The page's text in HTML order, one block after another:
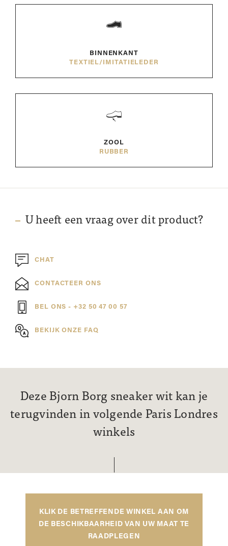
BINNENKANT
TEXTIEL/IMITATIELEDER
ZOOL
RUBBER
U heeft een vraag over dit product?
CHAT
CONTACTEER ONS
BEL ONS - +32 50 47 00 57
BEKIJK ONZE FAQ
Deze Bjorn Borg sneaker wit kan je
terugvinden in volgende Paris Londres
winkels
KLIK DE BETREFFENDE WINKEL AAN OM
DE BESCHIKBAARHEID VAN UW MAAT TE
RAADPLEGEN